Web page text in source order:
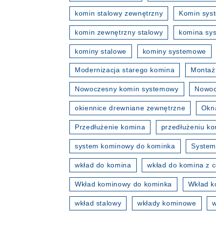
komin stalowy zewnętrzny Komin
komin zewnętrzny stalowy komina
kominy stalowe kominy systemowe
Modernizacja starego komina
Nowoczesny komin systemowy
okiennice drewniane zewnętrzne
Przedłużenie komina przedłużeniu
system kominowy do kominka
wkład do komina wkład do komina z
Wkład kominowy do kominka Wkład
wkład stalowy wkłady kominowe